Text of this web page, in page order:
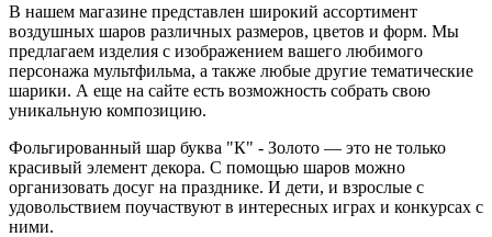
В нашем магазине представлен широкий ассортимент
воздушных шаров различных размеров, цветов и форм. Мы
предлагаем изделия с изображением вашего любимого
персонажа мультфильма, а также любые другие тематические
шарики. А еще на сайте есть возможность собрать свою
уникальную композицию.
Фольгированный шар буква "К" - Золото — это не только
красивый элемент декора. С помощью шаров можно
организовать досуг на празднике. И дети, и взрослые с
удовольствием поучаствуют в интересных играх и конкурсах с
ними.